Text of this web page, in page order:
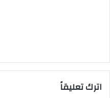
اترك تعليقاً